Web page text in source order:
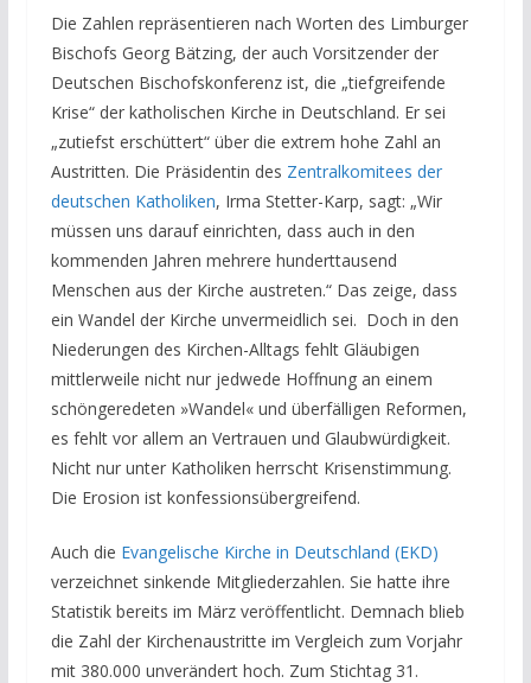
Die Zahlen repräsentieren nach Worten des Limburger
Bischofs Georg Bätzing, der auch Vorsitzender der
Deutschen Bischofskonferenz ist, die „tiefgreifende
Krise“ der katholischen Kirche in Deutschland. Er sei
„zutiefst erschüttert“ über die extrem hohe Zahl an
Austritten. Die Präsidentin des Zentralkomitees der
deutschen Katholiken, Irma Stetter-Karp, sagt: „Wir
müssen uns darauf einrichten, dass auch in den
kommenden Jahren mehrere hunderttausend
Menschen aus der Kirche austreten.“ Das zeige, dass
ein Wandel der Kirche unvermeidlich sei. Doch in den
Niederungen des Kirchen-Alltags fehlt Gläubigen
mittlerweile nicht nur jedwede Hoffnung an einem
schöngeredeten »Wandel« und überfälligen Reformen,
es fehlt vor allem an Vertrauen und Glaubwürdigkeit.
Nicht nur unter Katholiken herrscht Krisenstimmung.
Die Erosion ist konfessionsübergreifend.
Auch die Evangelische Kirche in Deutschland (EKD)
verzeichnet sinkende Mitgliederzahlen. Sie hatte ihre
Statistik bereits im März veröffentlicht. Demnach blieb
die Zahl der Kirchenaustritte im Vergleich zum Vorjahr
mit 380.000 unverändert hoch. Zum Stichtag 31.